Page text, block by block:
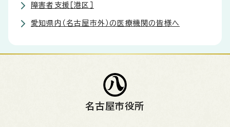
障害者支援［港区］
愛知県内（名古屋市外）の医療機関の皆様へ
名古屋市役所